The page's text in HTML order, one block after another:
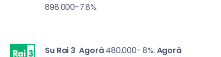
898.000-7.8%.
Su Rai 3 Agorà480.000- 8%. Agorà